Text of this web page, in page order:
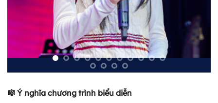
🎼 Ý nghĩa chương trình biểu diễn